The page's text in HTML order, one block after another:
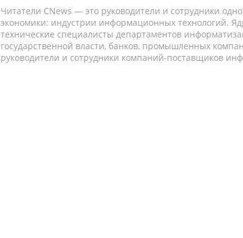
Читатели CNews — это руководители и сотрудники
экономики: индустрии информационных технологий.
технические специалисты департаментов
государственной власти, банков, промышленных
руководители и сотрудники компаний-поставщиков